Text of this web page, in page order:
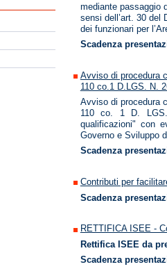
mediante passaggio
sensi dell’art. 30 del
dei funzionari per
Scadenza
Avviso di procedura
110 co.1 D.LGS. N.
Avviso di procedura
110 co. 1 D. LGS.
qualificazioni" con
Governo e Sviluppo
Scadenza
Contributi per
Scadenza
RETTIFICA ISEE -
Rettifica ISEE da
Scadenza